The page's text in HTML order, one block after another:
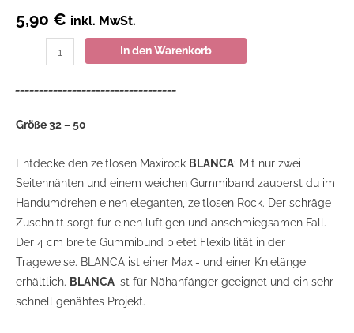
basierend
auf
5,90 € inkl. MwSt.
In den Warenkorb
Größe 32 – 50
Entdecke den zeitlosen Maxirock BLANCA: Mit nur zwei
Seitennähten und einem weichen Gummiband zauberst du im
Handumdrehen einen eleganten, zeitlosen Rock. Der schräge
Zuschnitt sorgt für einen luftigen und anschmiegsamen Fall.
Der 4 cm breite Gummibund bietet Flexibilität in der
Trageweise. BLANCA ist einer Maxi- und einer Knielänge
erhältlich. BLANCA ist für Nähanfänger geeignet und ein sehr
schnell genähtes Projekt.